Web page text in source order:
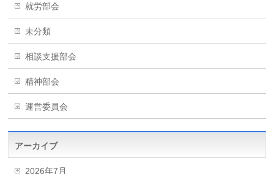
就労部会
未分類
相談支援部会
精神部会
運営委員会
アーカイブ
2026年7月